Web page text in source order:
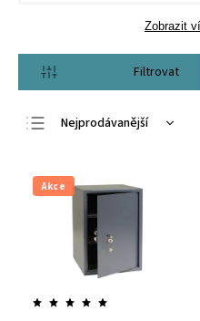
Zobrazit
Nejprodávanější
Nejdražší
Abecedně
Akce